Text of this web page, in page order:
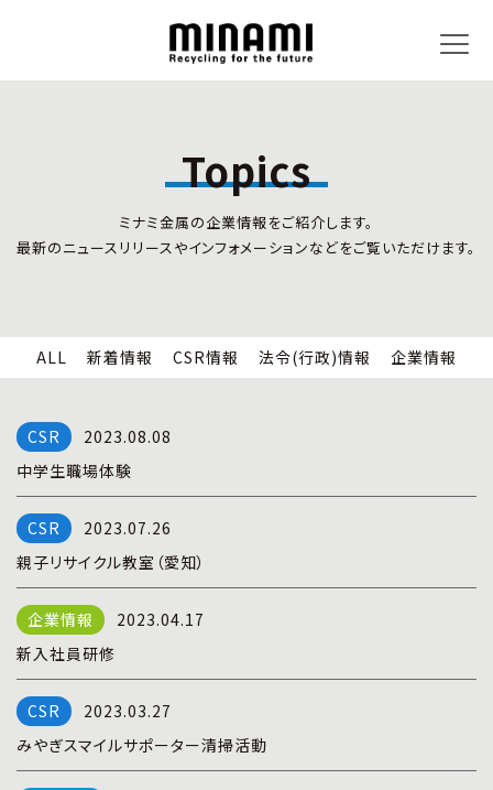
CSR情報
企業情報
全国事業所紹介
事業内容
リサイクルサービス
小型家電リサイクル法
全国の回収対応
Topics
ミナミ金属の企業情報をご紹介します。
最新のニュースリリースやインフォメーションなどをご覧いただけます。
ALL 新着情報 CSR情報 法令(行政)情報 企業情報
2023.08.08
中学生職場体験
2023.07.26
親子リサイクル教室（愛知）
2023.04.17
新入社員研修
2023.03.27
みやぎスマイルサポーター清掃活動